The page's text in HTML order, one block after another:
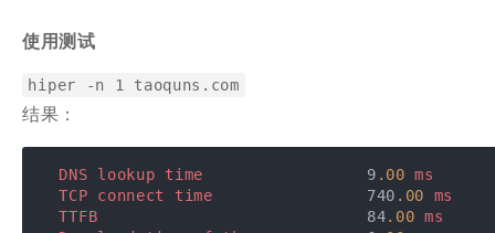
使用测试
hiper -n 1 taoquns.com
结果：
DNS lookup time
                 9
.00 ms
TCP
connect time
                740
.00
ms
TTFB
                            84
.00 ms